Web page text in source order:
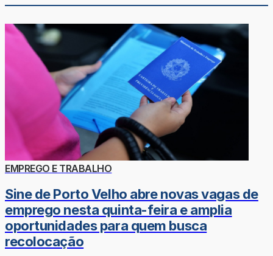
EMPREGO E TRABALHO
Sine de Porto Velho abre novas vagas de
emprego nesta quinta-feira e amplia
oportunidades para quem busca
recolocação